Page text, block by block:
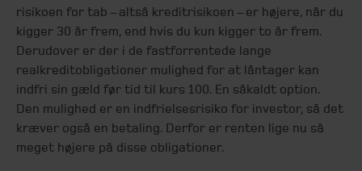
risikoen for tab – altså kreditrisikoen – er højere, når du
kigger 30 år frem, end hvis du kun kigger to år frem.
Derudover er der i de fastforrentede lange
realkreditobligationer mulighed for at låntager kan
indfri sin gæld før tid til kurs 100. En såkaldt option.
Den mulighed er en indfrielsesrisiko for investor, så det
kræver også en betaling. Derfor er renten lige nu så
meget højere på disse obligationer.